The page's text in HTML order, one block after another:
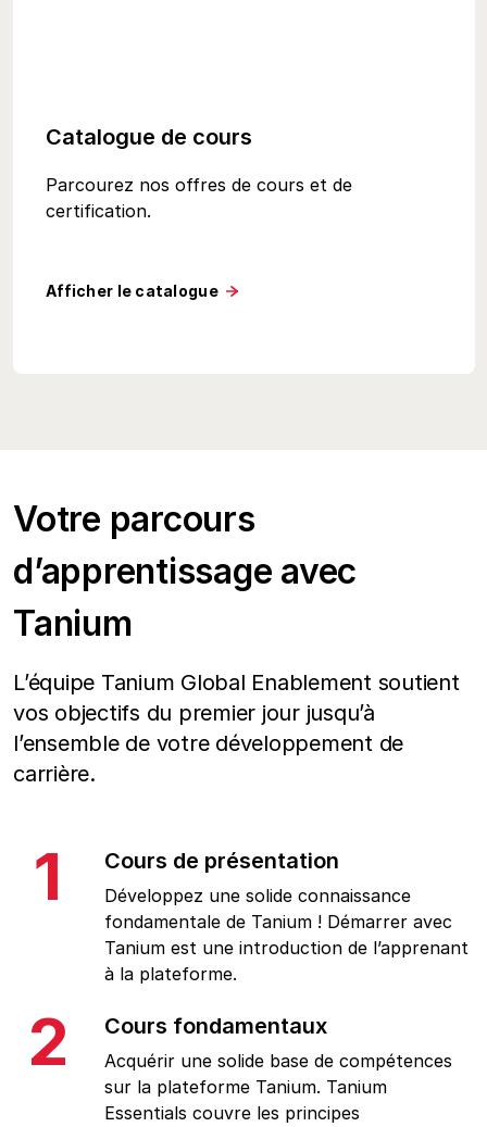
Catalogue de cours
Parcourez nos offres de cours et de
certification.
Afficher le catalogue
Votre parcours
d’apprentissage avec
Tanium
L’équipe Tanium Global Enablement soutient
vos objectifs du premier jour jusqu’à
l’ensemble de votre développement de
carrière.
1 Cours de présentation
Développez une solide connaissance
fondamentale de Tanium ! Démarrer avec
Tanium est une introduction de l’apprenant
à la plateforme.
2 Cours fondamentaux
Acquérir une solide base de compétences
sur la plateforme Tanium. Tanium
Essentials couvre les principes